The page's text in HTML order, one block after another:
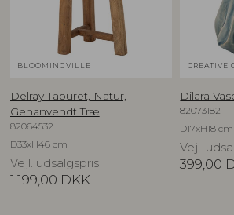
BLOOMINGVILLE
Delray Taburet, Natur,
Genanvendt Træ
82064532
D33xH46 cm
Vejl. udsalgspris
1.199,00 DKK
CREATIVE
Dilara
82073182
D17xH18 cm
Vejl.
399,00